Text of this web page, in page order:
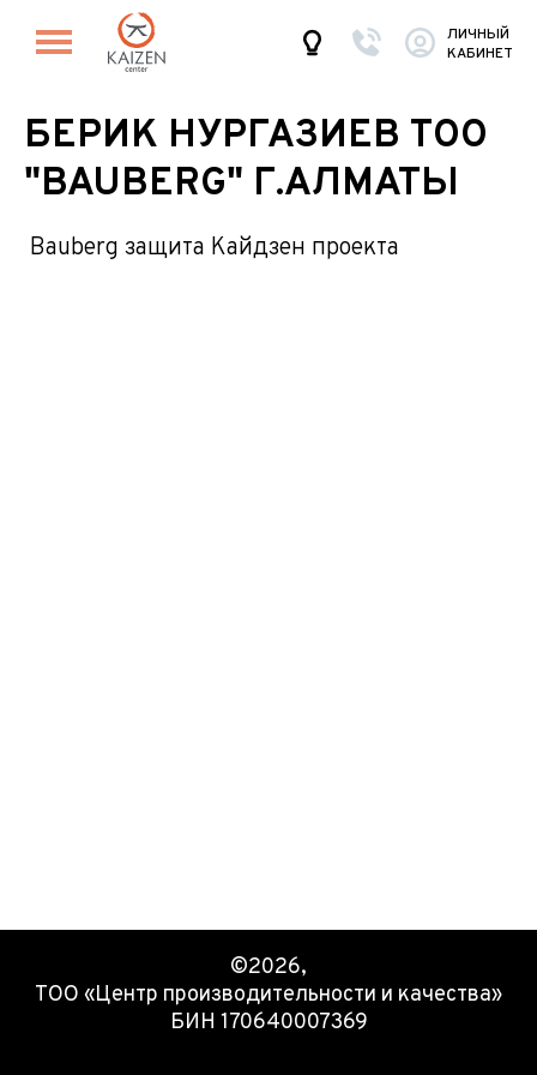
ЛИЧНЫЙ
КАБИНЕТ
БЕРИК НУРГАЗИЕВ ТОО
"BAUBERG" Г.АЛМАТЫ
Bauberg защита Кайдзен проекта
©2026,
ТОО «Центр производительности и качества»
БИН 170640007369